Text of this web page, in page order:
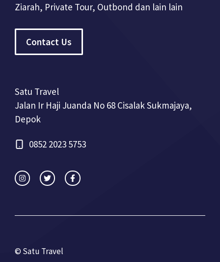
Ziarah, Private Tour, Outbond dan lain lain
Contact Us
Satu Travel
Jalan Ir Haji Juanda No 68 Cisalak Sukmajaya,
Depok
0852 2023 5753
© Satu Travel